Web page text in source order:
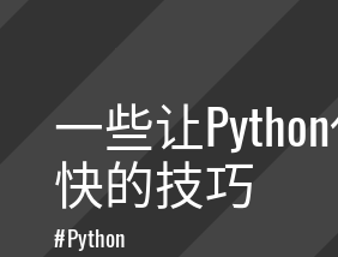
一些让
快的技巧
Python